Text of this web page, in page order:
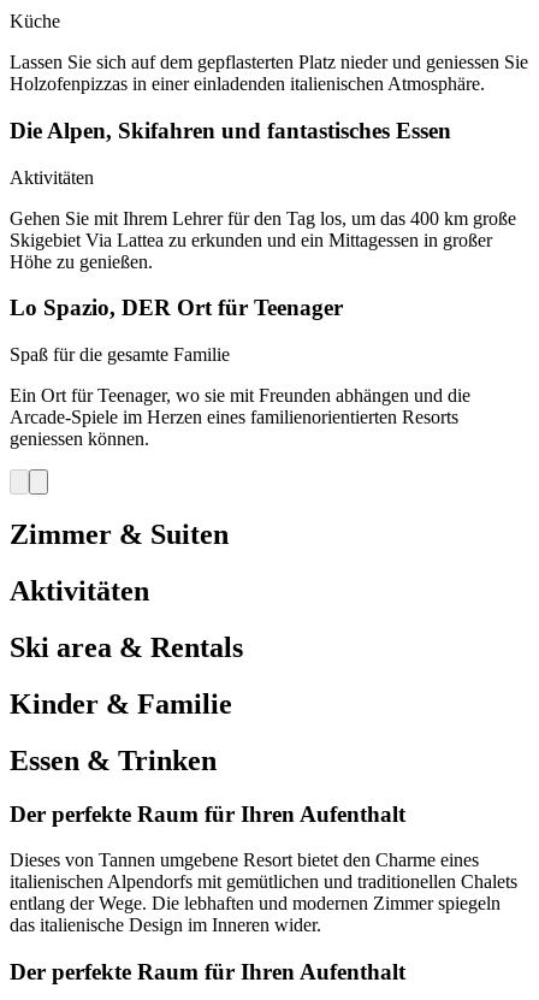
Küche
Lassen Sie sich auf dem gepflasterten Platz nieder und geniessen Sie
Holzofenpizzas in einer einladenden italienischen Atmosphäre.
Die Alpen, Skifahren und fantastisches Essen
Aktivitäten
Gehen Sie mit Ihrem Lehrer für den Tag los, um das 400 km große
Skigebiet Via Lattea zu erkunden und ein Mittagessen in großer
Höhe zu genießen.
Lo Spazio, DER Ort für Teenager
Spaß für die gesamte Familie
Ein Ort für Teenager, wo sie mit Freunden abhängen und die
Arcade-Spiele im Herzen eines familienorientierten Resorts
geniessen können.
Zimmer & Suiten
Aktivitäten
Ski area & Rentals
Kinder & Familie
Essen & Trinken
Der perfekte Raum für Ihren Aufenthalt
Dieses von Tannen umgebene Resort bietet den Charme eines
italienischen Alpendorfs mit gemütlichen und traditionellen Chalets
entlang der Wege. Die lebhaften und modernen Zimmer spiegeln
das italienische Design im Inneren wider.
Der perfekte Raum für Ihren Aufenthalt